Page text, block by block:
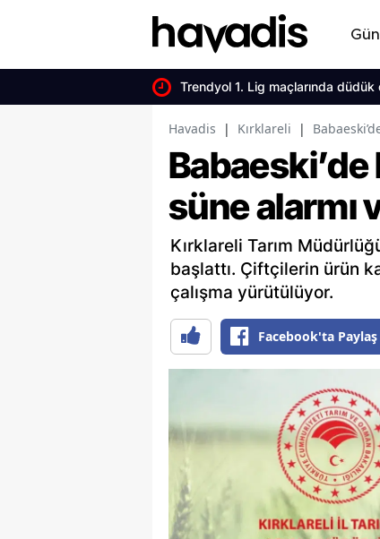
Trendyol 1. Lig maçlarında
Havadis | Kırklareli |
süne alarmı
Kırklareli Tarım
başlattı. Çiftçilerin ürün
çalışma yürütülüyor.
Facebook'ta Paylaş